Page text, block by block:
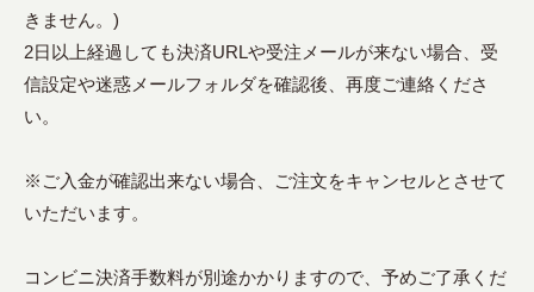
きません。)
2日以上経過しても決済URLや受注メールが来ない場合、受
信設定や迷惑メールフォルダを確認後、再度ご連絡くださ
い。
※ご入金が確認出来ない場合、ご注文をキャンセルとさせて
いただいます。
コンビニ決済手数料が別途かかりますので、予めご了承くだ